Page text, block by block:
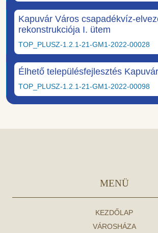
Kapuvár Város csapadékvíz-
rekonstrukciója I. ütem
TOP_PLUSZ-1.2.1-21-GM1-2022-00028
Élhető településfejlesztés
TOP_PLUSZ-1.2.1-21-GM1-2022-00098
MENÜ
KEZDŐLAP
VÁROSHÁZA